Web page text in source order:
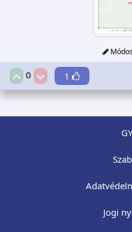
0 1
Jogi